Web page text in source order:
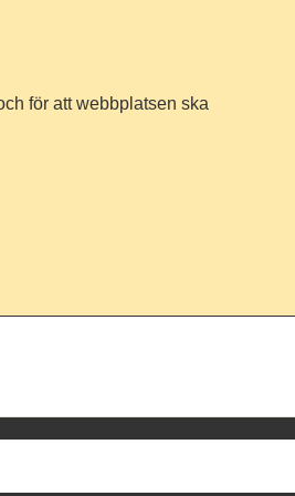
för att webbplatsen ska